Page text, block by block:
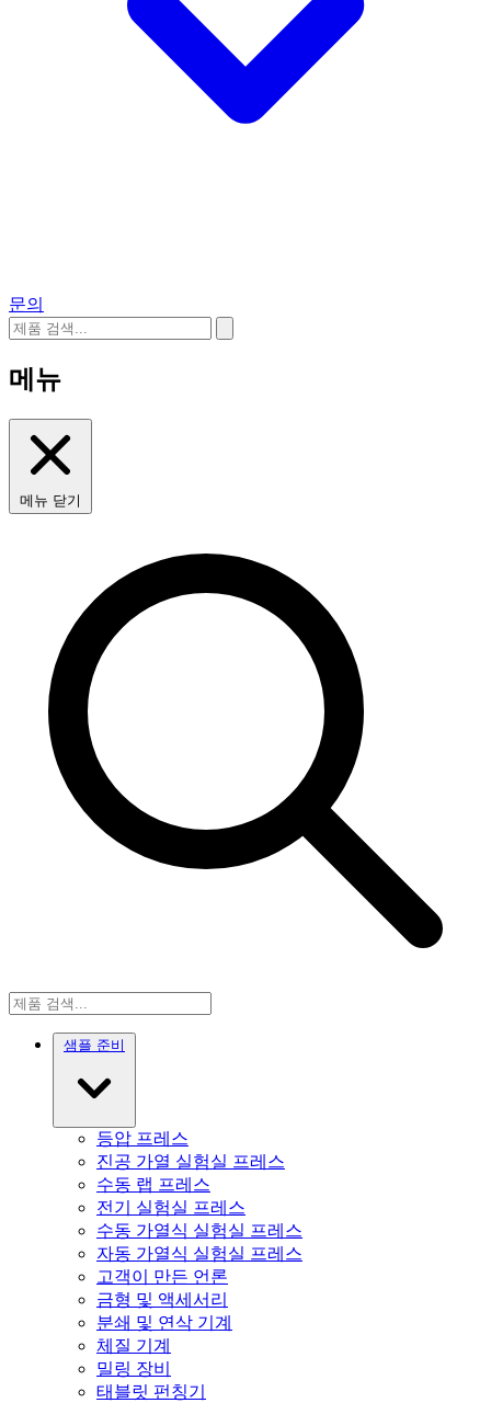
문의
메뉴
메뉴 닫기
샘플 준비
등압 프레스
진공 가열 실험실 프레스
수동 랩 프레스
전기 실험실 프레스
수동 가열식 실험실 프레스
자동 가열식 실험실 프레스
고객이 만든 언론
금형 및 액세서리
분쇄 및 연삭 기계
체질 기계
밀링 장비
태블릿 펀칭기